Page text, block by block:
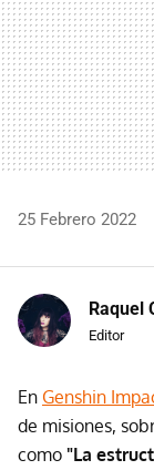
25 Febrero 2022
Raquel
Editor
En Genshin
de misiones,
como "La